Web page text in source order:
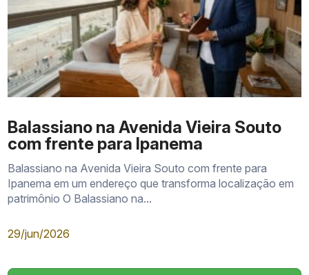
Balassiano na Avenida Vieira Souto
com frente para Ipanema
Balassiano na Avenida Vieira Souto com frente para
Ipanema em um endereço que transforma localização em
patrimônio O Balassiano na...
29/jun/2026